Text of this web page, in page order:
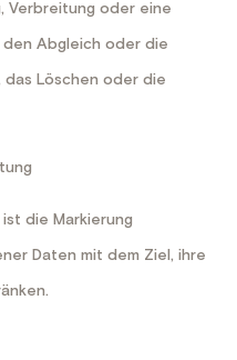
Verbreitung oder eine
Abgleich oder die
das Löschen oder die
die Markierung
Daten mit dem Ziel, ihre